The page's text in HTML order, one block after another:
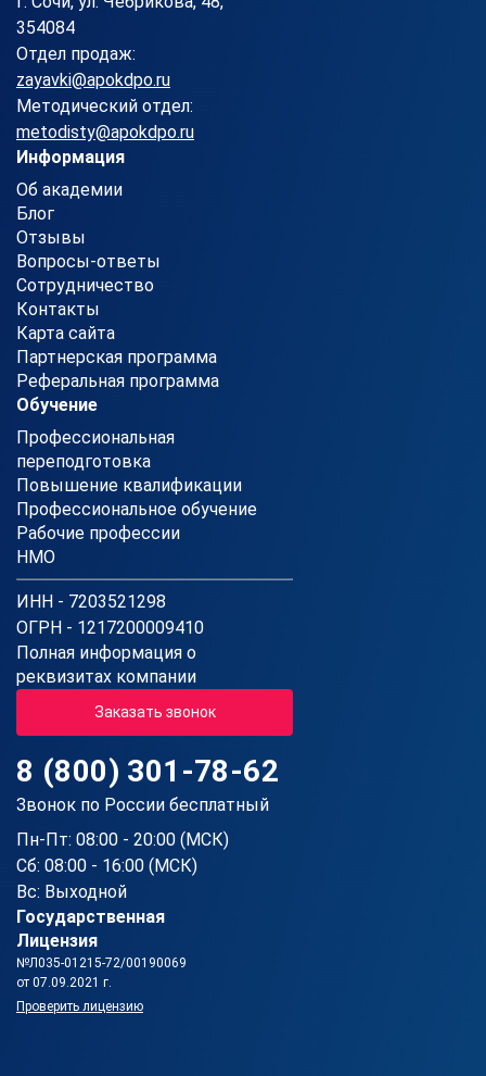
354084
Отдел продаж:
zayavki@apokdpo.ru
Методический отдел:
metodisty@apokdpo.ru
Информация
Об академии
Блог
Отзывы
Вопросы-ответы
Сотрудничество
Контакты
Карта сайта
Партнерская программа
Реферальная программа
Обучение
Профессиональная
переподготовка
Повышение квалификации
Профессиональное обучение
Рабочие профессии
НМО
ИНН - 7203521298
ОГРН - 1217200009410
Полная информация о
реквизитах компании
Заказать звонок
8 (800) 301-78-62
Звонок по России бесплатный
Пн-Пт: 08:00 - 20:00 (МСК)
Сб: 08:00 - 16:00 (МСК)
Вс: Выходной
Государственная
Лицензия
№Л035-01215-72/00190069
от 07.09.2021 г.
Проверить лицензию